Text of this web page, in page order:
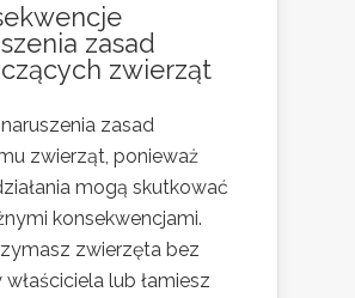
zasad
zwierząt
zasad
zwierząt, ponieważ
mogą skutkować
konsekwencjami.
zwierzęta bez
lub łamiesz